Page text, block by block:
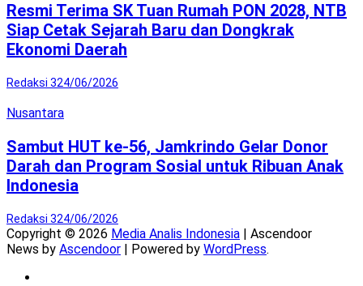
Resmi Terima SK Tuan Rumah PON 2028, NTB
Siap Cetak Sejarah Baru dan Dongkrak
Ekonomi Daerah
Redaksi 324/06/2026
Nusantara
Sambut HUT ke-56, Jamkrindo Gelar Donor
Darah dan Program Sosial untuk Ribuan Anak
Indonesia
Redaksi 324/06/2026
Copyright © 2026 Media Analis Indonesia | Ascendoor
News by Ascendoor | Powered by WordPress.